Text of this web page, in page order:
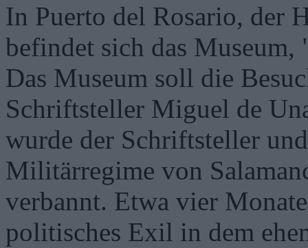
In Puerto del Rosario, der
befindet sich das Museum,
Das Museum soll die
Schriftsteller Miguel de
wurde der Schriftsteller
Militärregime von
verbannt. Etwa vier
politisches Exil in dem